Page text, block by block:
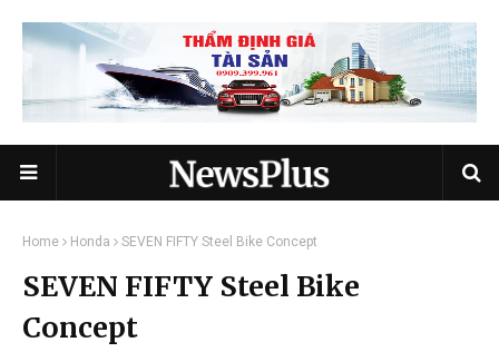
Home Honda SEVEN FIFTY Steel Bike Concept
SEVEN FIFTY Steel Bike
Concept